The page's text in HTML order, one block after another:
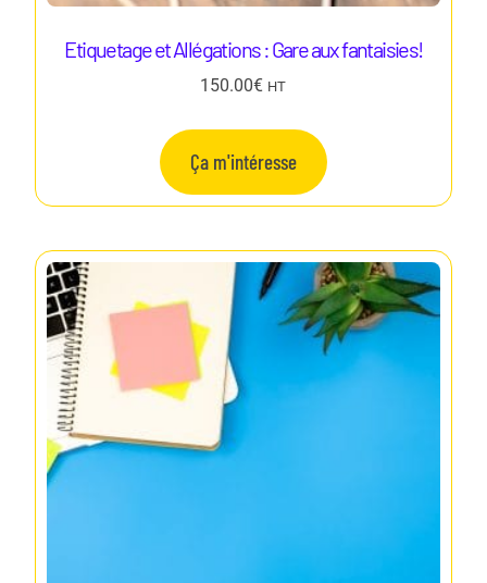
Etiquetage et Allégations : Gare aux fantaisies!
150.00€ HT
Ça m'intéresse